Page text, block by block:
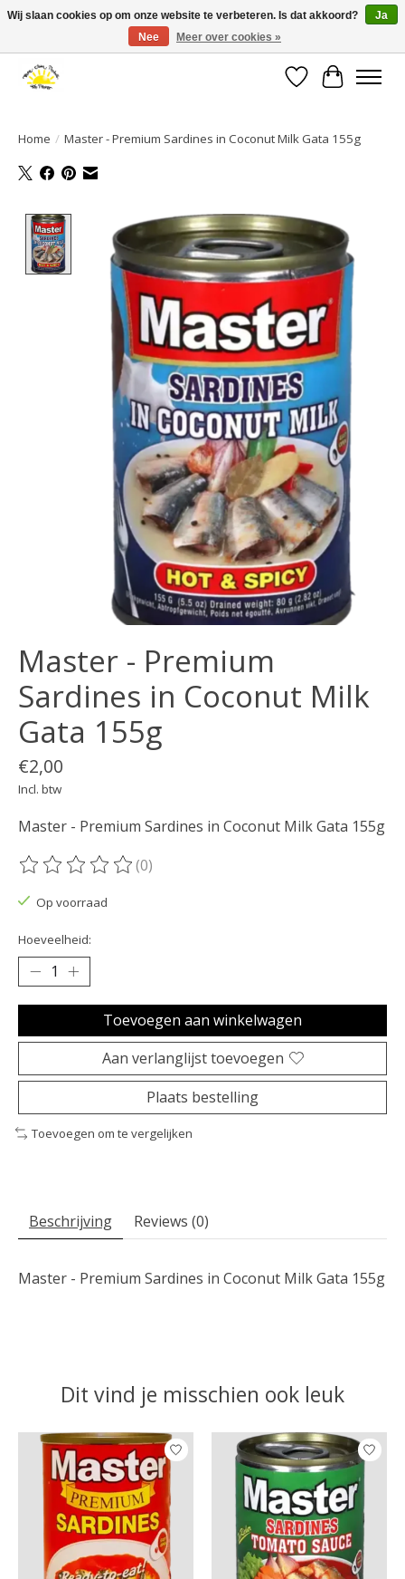
Large selection of products and fast shipping!
Verlanglijst
Home / Master - Premium Sardines in Coconut Milk Gata 155g
Product image slideshow Items
Master - Premium
Sardines in Coconut Milk
Gata 155g
€2,00
Incl. btw
Master - Premium Sardines in Coconut Milk Gata 155g
De beoordeling van dit product is
(0)
Op voorraad
Hoeveelheid:
Toevoegen aan winkelwagen
Aan verlanglijst toevoegen
Plaats bestelling
Toevoegen om te vergelijken
Beschrijving Reviews (0)
Master - Premium Sardines in Coconut Milk Gata 155g
Dit vind je misschien ook leuk
Items van productcarrousel
Wij slaan cookies op om onze website te verbeteren. Is dat akkoord?
Ja
Nee
Meer over cookies »